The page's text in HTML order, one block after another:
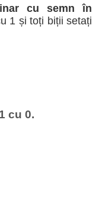
cu semn în
1 și toți biții setați
cu 0.